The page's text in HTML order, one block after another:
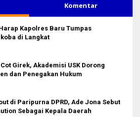
Komentar
Kapolres Baru Tumpas
di Langkat
Girek, Akademisi USK Dorong
dan Penegakan Hukum
di Paripurna DPRD, Ade Jona Sebut
Sebagai Kepala Daerah